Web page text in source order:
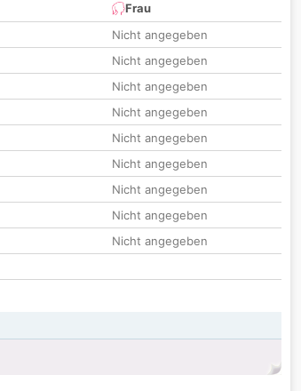
Frau
Nicht angegeben
Nicht angegeben
Nicht angegeben
Nicht angegeben
Nicht angegeben
Nicht angegeben
Nicht angegeben
Nicht angegeben
Nicht angegeben